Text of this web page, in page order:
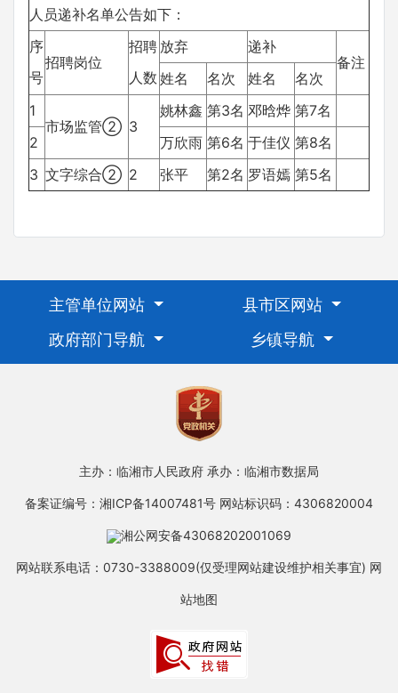
人员递补名单公告如下：
序
号
招聘岗位
招聘
人数
放弃
递补
备注
姓名
名次 姓名
名次
1
市场监管② 3
姚林鑫 第3名 邓晗烨 第7名
2
万欣雨 第6名 于佳仪 第8名
3 文字综合② 2 张平 第2名 罗语嫣 第5名
主管单位网站
县市区网站
政府部门导航
乡镇导航
主办：临湘市人民政府 承办：临湘市数据局
备案证编号：湘ICP备14007481号 网站标识码：4306820004
湘公网安备43068202001069
网站联系电话：0730-3388009(仅受理网站建设维护相关事宜) 网
站地图